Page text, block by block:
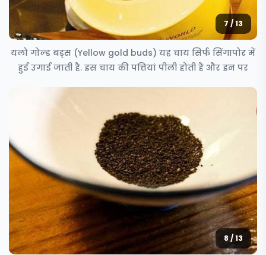
7 / 13
यलो गोल्ड बड्स (Yellow gold buds) यह चाय सिर्फ सिंगापोर में
हुई उगाई जाती है. इस चाय की पत्तियां पीली होती हैं और इन पर
8 / 13